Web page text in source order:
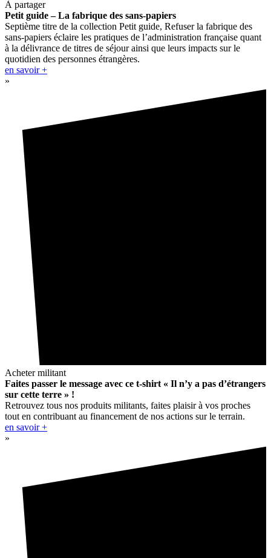
À partager
Petit guide – La fabrique des sans-papiers
Septième titre de la collection Petit guide, Refuser la fabrique des
sans-papiers éclaire les pratiques de l’administration française quant
à la délivrance de titres de séjour ainsi que leurs impacts sur le
quotidien des personnes étrangères.
en savoir +
»
Acheter militant
Faites passer le message avec ce t-shirt « Il n’y a pas d’étrangers
sur cette terre » !
Retrouvez tous nos produits militants, faites plaisir à vos proches
tout en contribuant au financement de nos actions sur le terrain.
en savoir +
»